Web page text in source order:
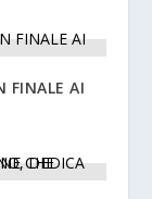
FINALE AI